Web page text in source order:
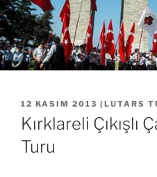
YAYIM
TARIHI
12 KASIM 2013 ( LUTARS
Kırklareli Çıkışlı
Turu